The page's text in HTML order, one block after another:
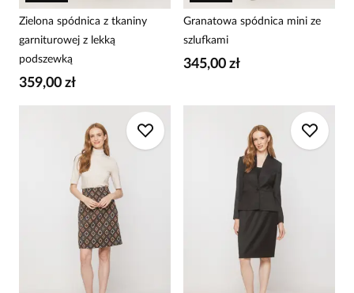
Zielona spódnica z tkaniny
garniturowej z lekką
podszewką
359,00 zł
Granatowa spódnica mini ze
szlufkami
345,00 zł